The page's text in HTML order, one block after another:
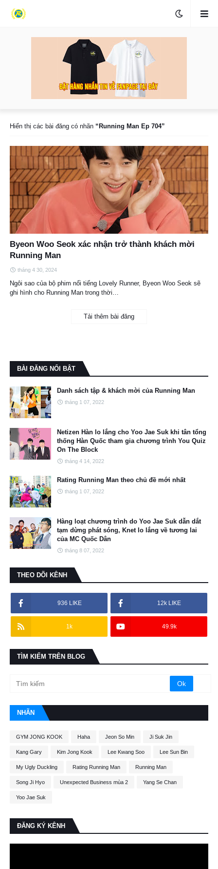
Hiển thị các bài đăng có nhãn Running Man Ep 704
Byeon Woo Seok xác nhận trở thành khách mời
Running Man
tháng 4 30, 2024
Ngôi sao của bộ phim nổi tiếng Lovely Runner, Byeon Woo Seok sẽ
ghi hình cho Running Man trong thời…
Tải thêm bài đăng
BÀI ĐĂNG NỔI BẬT
Danh sách tập & khách mời của Running Man
tháng 1 07, 2022
Netizen Hàn lo lắng cho Yoo Jae Suk khi tân tổng
thống Hàn Quốc tham gia chương trình You Quiz
On The Block
tháng 4 14, 2022
Rating Running Man theo chủ đề mới nhất
tháng 1 07, 2022
Hàng loạt chương trình do Yoo Jae Suk dẫn dắt
tạm dừng phát sóng, Knet lo lắng về tương lai
của MC Quốc Dân
tháng 8 07, 2022
THEO DÕI KÊNH
936 LIKE 12k LIKE
1k 49.9k
TÌM KIẾM TRÊN BLOG
NHÃN
GYM JONG KOOK Haha Jeon So Min Ji Suk Jin
Kang Gary Kim Jong Kook Lee Kwang Soo Lee Sun Bin
My Ugly Duckling Rating Running Man Running Man
Song Ji Hyo Unexpected Business mùa 2 Yang Se Chan
Yoo Jae Suk
ĐĂNG KÝ KÊNH